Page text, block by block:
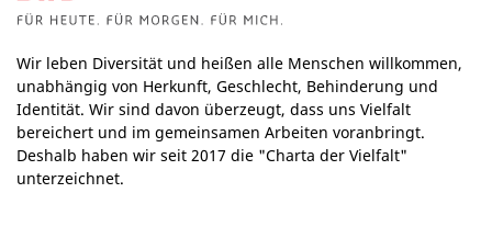
Wir leben Diversität und heißen alle Menschen willkommen,
unabhängig von Herkunft, Geschlecht, Behinderung und
Identität. Wir sind davon überzeugt, dass uns Vielfalt
bereichert und im gemeinsamen Arbeiten voranbringt.
Deshalb haben wir seit 2017 die "Charta der Vielfalt"
unterzeichnet.